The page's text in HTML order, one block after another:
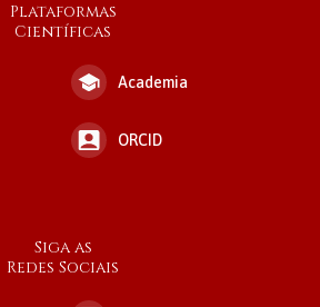
Plataformas
Científicas
Academia
ORCID
Siga as
Redes Sociais